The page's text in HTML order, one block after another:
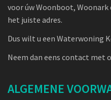
voor úw Woonboot,
het juiste adres.
Dus wilt u een Waterwoning
Neem dan eens contact met
ALGEMENE